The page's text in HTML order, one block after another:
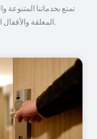
تمتع بخدماتنا